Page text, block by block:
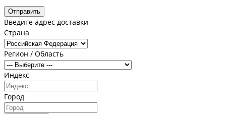
Отправить
Введите адрес доставки
Страна
Регион / Область
Индекс
Город